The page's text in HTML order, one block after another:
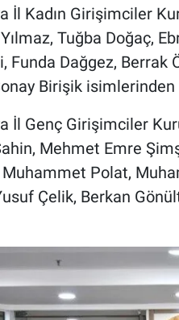
İl Kadın Girişimciler
Tuğba Doğaç,
Funda Dağgez,
Birişik
İl Genç Girişimciler
Mehmet Emre
Polat,
Çelik, Berkan